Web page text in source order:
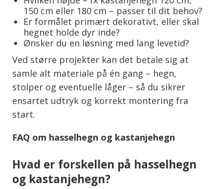
150 cm eller 180 cm – passer til dit behov?
Er formålet primært dekorativt, eller skal
hegnet holde dyr inde?
Ønsker du en løsning med lang levetid?
Ved større projekter kan det betale sig at
samle alt materiale på én gang – hegn,
stolper og eventuelle låger – så du sikrer
ensartet udtryk og korrekt montering fra
start.
FAQ om hasselhegn og kastanjehegn
Hvad er forskellen på hasselhegn
og kastanjehegn?